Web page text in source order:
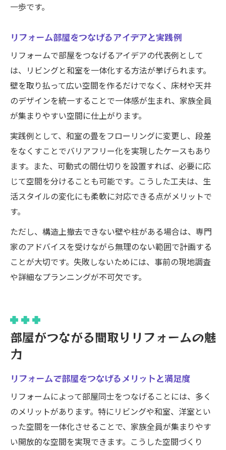
一歩です。
リフォーム部屋をつなげるアイデアと実践例
リフォームで部屋をつなげるアイデアの代表例として
は、リビングと和室を一体化する方法が挙げられます。
壁を取り払って広い空間を作るだけでなく、床材や天井
のデザインを統一することで一体感が生まれ、家族全員
が集まりやすい空間に仕上がります。
実践例として、和室の畳をフローリングに変更し、段差
をなくすことでバリアフリー化を実現したケースもあり
ます。また、可動式の間仕切りを設置すれば、必要に応
じて空間を分けることも可能です。こうした工夫は、生
活スタイルの変化にも柔軟に対応できる点がメリットで
す。
ただし、構造上撤去できない壁や柱がある場合は、専門
家のアドバイスを受けながら無理のない範囲で計画する
ことが大切です。失敗しないためには、事前の現地調査
や詳細なプランニングが不可欠です。
部屋がつながる間取りリフォームの魅
力
リフォームで部屋をつなげるメリットと満足度
リフォームによって部屋同士をつなげることには、多く
のメリットがあります。特にリビングや和室、洋室とい
った空間を一体化させることで、家族全員が集まりやす
い開放的な空間を実現できます。こうした空間づくり